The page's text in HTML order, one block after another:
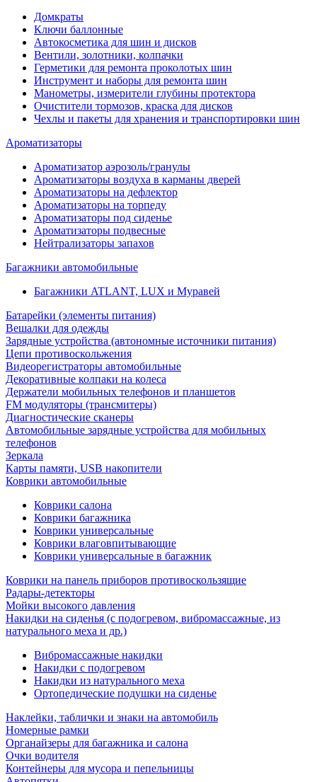
Домкраты
Ключи баллонные
Автокосметика для шин и дисков
Вентили, золотники, колпачки
Герметики для ремонта проколотых шин
Инструмент и наборы для ремонта шин
Манометры, измерители глубины протектора
Очистители тормозов, краска для дисков
Чехлы и пакеты для хранения и транспортировки шин
Ароматизаторы
Ароматизатор аэрозоль/гранулы
Ароматизаторы воздуха в карманы дверей
Ароматизаторы на дефлектор
Ароматизаторы на торпеду
Ароматизаторы под сиденье
Ароматизаторы подвесные
Нейтрализаторы запахов
Багажники автомобильные
Багажники ATLANT, LUX и Муравей
Батарейки (элементы питания)
Вешалки для одежды
Зарядные устройства (автономные источники питания)
Цепи противоскольжения
Видеорегистраторы автомобильные
Декоративные колпаки на колеса
Держатели мобильных телефонов и планшетов
FM модуляторы (трансмитеры)
Диагностические сканеры
Автомобильные зарядные устройства для мобильных
телефонов
Зеркала
Карты памяти, USB накопители
Коврики автомобильные
Коврики салона
Коврики багажника
Коврики универсальные
Коврики влаговпитывающие
Коврики универсальные в багажник
Коврики на панель приборов противоскользящие
Радары-детекторы
Мойки высокого давления
Накидки на сиденья (с подогревом, вибромассажные, из
натурального меха и др.)
Вибромассажные накидки
Накидки с подогревом
Накидки из натурального меха
Ортопедические подушки на сиденье
Наклейки, таблички и знаки на автомобиль
Номерные рамки
Органайзеры для багажника и салона
Очки водителя
Контейнеры для мусора и пепельницы